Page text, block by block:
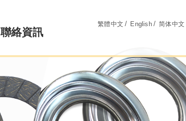
聯絡資訊
繁體中文 / English / 简体中文